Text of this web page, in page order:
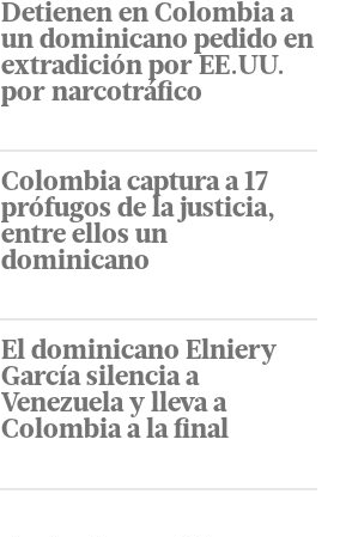
Detienen en Colombia a
un dominicano pedido en
extradición por EE.UU.
por narcotráfico
Colombia captura a 17
prófugos de la justicia,
entre ellos un
dominicano
El dominicano Elniery
García silencia a
Venezuela y lleva a
Colombia a la final